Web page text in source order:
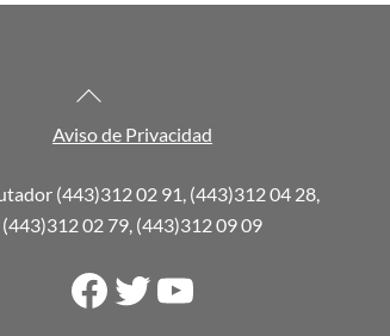
Back
Top
Aviso de Privacidad
(443)312 02 91, (443)312 04 28,
(443)312 02 79, (443)312 09 09
Facebook
Twitter
YouTube